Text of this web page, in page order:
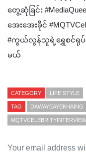
တွေ့ဆုံခြင်း
အေးအေးခိုင်
#‌ကွယ်လွန်သူရဲ့ရွှေစင်ရုပ်
မယ်
CATEGORY LIFE STYLE
TAG DAWAYEAYEKHAING
MQTVCELEBRITYINTERVIEW
Your email address